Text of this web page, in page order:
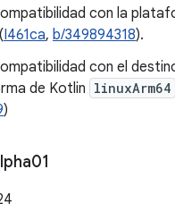
con la
(I461ca, b/349894318).
con el
de Kotlin linuxArm64
)